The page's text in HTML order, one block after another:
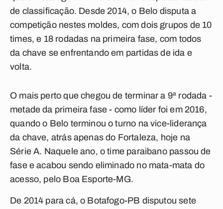
de classificação. Desde 2014, o Belo disputa a
competição nestes moldes, com dois grupos de 10
times, e 18 rodadas na primeira fase, com todos
da chave se enfrentando em partidas de ida e
volta.
O mais perto que chegou de terminar a 9ª rodada -
metade da primeira fase - como líder foi em 2016,
quando o Belo terminou o turno na vice-liderança
da chave, atrás apenas do Fortaleza, hoje na
Série A. Naquele ano, o time paraibano passou de
fase e acabou sendo eliminado no mata-mata do
acesso, pelo Boa Esporte-MG.
De 2014 para cá, o Botafogo-PB disputou sete